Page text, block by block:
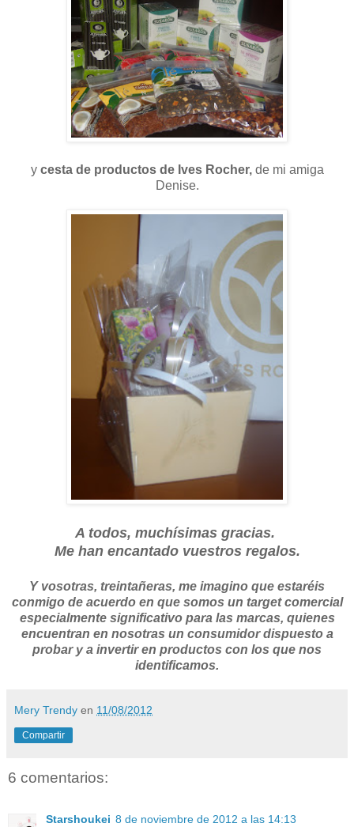
ycesta de productos de Ives Rocher, de mi amiga
Denise.
A todos, muchísimas gracias.
Me han encantado vuestros regalos.
Y vosotras, treintañeras, me imagino que estaréis
conmigo de acuerdo en que somos un target comercial
especialmente significativo para las marcas, quienes
encuentran en nosotras un consumidor dispuesto a
probar y a invertir en productos con los que nos
identificamos.
Mery Trendy en 11/08/2012
Compartir
6 comentarios:
Starshoukei 8 de noviembre de 2012 a las 14:13